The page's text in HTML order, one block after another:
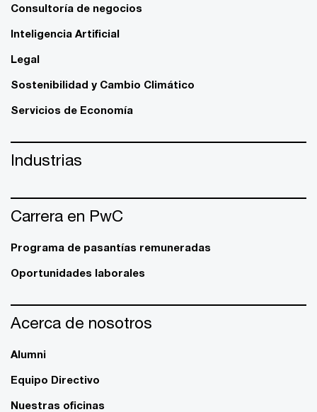
Consultoría de negocios
Inteligencia Artificial
Legal
Sostenibilidad y Cambio Climático
Servicios de Economía
Industrias
Carrera en PwC
Programa de pasantías remuneradas
Oportunidades laborales
Acerca de nosotros
Alumni
Equipo Directivo
Nuestras oficinas